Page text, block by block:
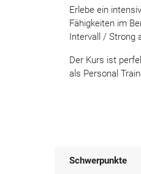
Erlebe ein
Fähigkeiten im
Intervall / Strong
Der Kurs ist
als Personal
Schwerpunkte